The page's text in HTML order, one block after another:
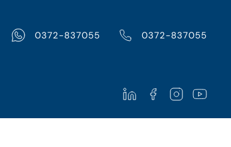
0372-837055 0372-837055